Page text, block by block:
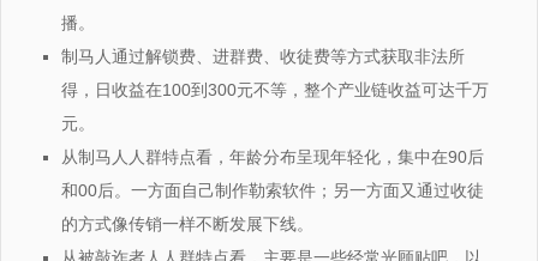
播。
制马人通过解锁费、进群费、收徒费等方式获取非法所
得，日收益在100到300元不等，整个产业链收益可达千万
元。
从制马人人群特点看，年龄分布呈现年轻化，集中在90后
和00后。一方面自己制作勒索软件；另一方面又通过收徒
的方式像传销一样不断发展下线。